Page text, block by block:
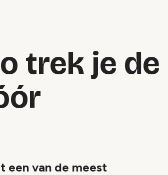
trek je de
een van de meest